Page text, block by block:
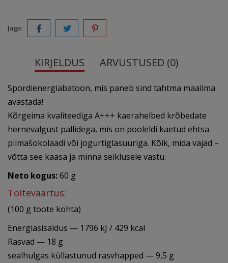
Jaga:
KIRJELDUS ARVUSTUSED (0)
Spordienergiabatoon, mis paneb sind tahtma maailma
avastada!
Kõrgeima kvaliteediga A+++ kaerahelbed krõbedate
hernevalgust pallidega, mis on pooleldi kaetud ehtsa
piimašokolaadi või jogurtiglasuuriga. Kõik, mida vajad –
võtta see kaasa ja minna seiklusele vastu.
Neto kogus:60 g
Toiteväärtus:
(100 g toote kohta)
Energiasisaldus — 1796 kJ / 429 kcal
Rasvad — 18 g
sealhulgas küllastunud rasvhapped — 9,5 g